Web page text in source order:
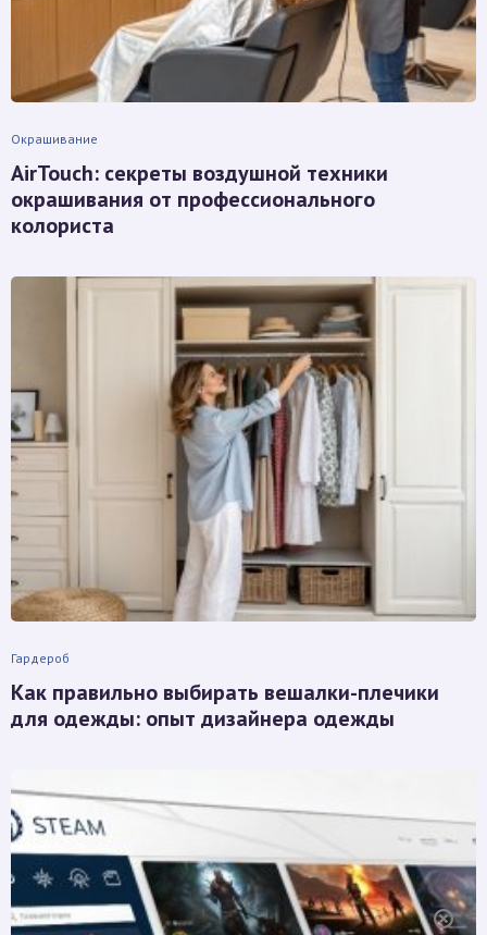
Окрашивание
AirTouch: секреты воздушной техники
окрашивания от профессионального
колориста
Гардероб
Как правильно выбирать вешалки-плечики
для одежды: опыт дизайнера одежды